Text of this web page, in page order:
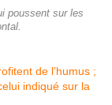
poussent sur les